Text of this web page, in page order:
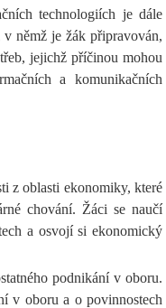
technologiích je dále
němž je žák připravován,
jejichž příčinou mohou
a komunikačních
z oblasti ekonomiky, které
chování. Žáci se naučí
a osvojí si ekonomický
podnikání v oboru.
v oboru a o povinnostech